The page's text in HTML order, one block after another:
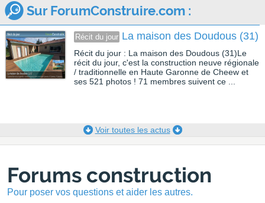
Sur ForumConstruire.com :
Récit du jour La maison des Doudous (31)
Récit du jour : La maison des Doudous (31)Le
récit du jour, c'est la construction neuve régionale
/ traditionnelle en Haute Garonne de Cheew et
ses 521 photos ! 71 membres suivent ce ...
Voir toutes les actus
Forums construction
Pour poser vos questions et aider les autres.